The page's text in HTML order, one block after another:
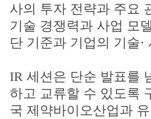
사의 투자 전략과 주요
기술 경쟁력과 사업 모
단 기준과 기업의 기술
IR 세션은 단순 발표를
하고 교류할 수 있도록
국 제약바이오산업과